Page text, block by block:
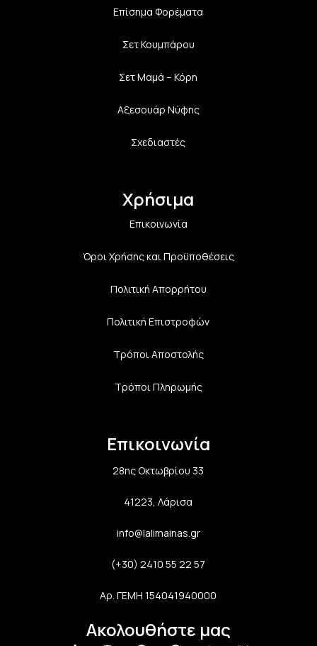
Επίσημα Φορέματα
Σετ Κουμπάρου
Σετ Μαμά – Κόρη
Αξεσουάρ Νύφης
Σχεδιαστές
Χρήσιμα
Επικοινωνία
Όροι Χρήσης και Προϋποθέσεις
Πολιτική Aπορρήτου
Πολιτική Επιστροφών
Τρόποι Αποστολής
Τρόποι Πληρωμής
Επικοινωνία
28ης Οκτωβρίου 33
41223, Λάρισα
info@lalimainas.gr
(+30) 2410 55 22 57
Αρ. ΓΕΜΗ 154041940000
Ακολουθήστε μας